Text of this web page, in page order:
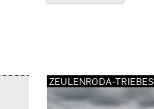
ZEULENRODA-TRIEBES